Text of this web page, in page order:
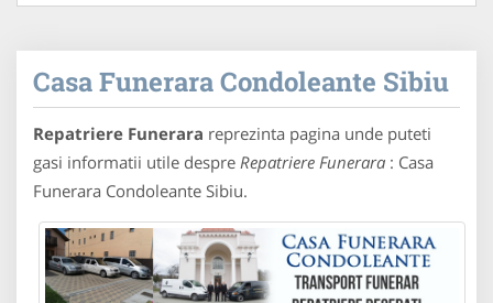
Casa Funerara Condoleante Sibiu
Repatriere Funerara reprezinta pagina unde puteti
gasi informatii utile despre Repatriere Funerara : Casa
Funerara Condoleante Sibiu.